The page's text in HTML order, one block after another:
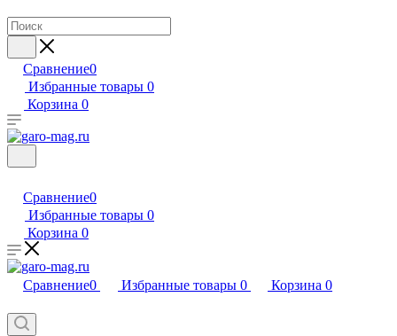
Сравнение0
Избранные товары 0
Корзина 0
Сравнение0
Избранные товары 0
Корзина 0
Сравнение0 Избранные товары 0 Корзина 0